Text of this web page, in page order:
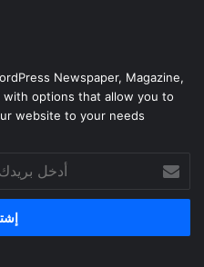
Newspaper, Magazine,
with options that allow you to
website to your needs.
بريدك
الإلكتروني